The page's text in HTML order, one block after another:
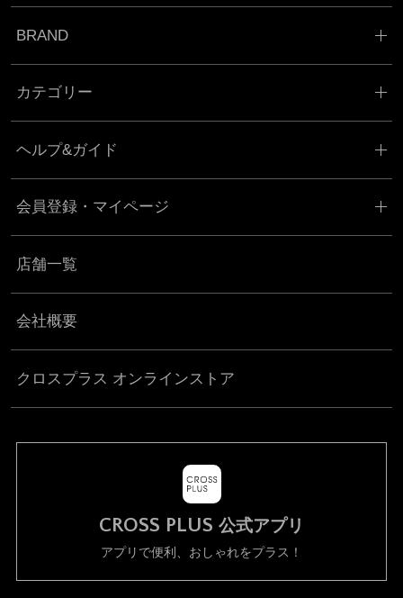
BRAND
カテゴリー
ヘルプ&ガイド
会員登録・マイページ
店舗一覧
会社概要
クロスプラス オンラインストア
CROSS PLUS 公式アプリ
アプリで便利、おしゃれをプラス！